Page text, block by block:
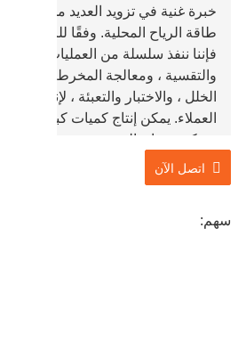
خبرة غنية في تزويد العديد من
طاقة الرياح المحلية. وفقًا للرسومات
فإننا ننفذ سلسلة من العمليات ، مثل
والتقسية ، ومعالجة المخرطة ،
الخلل ، والاختبار والتعبئة ، لإنشاء
العملاء. يمكن إنتاج كميات كبيرة عن
ويمكن ضمان الجودة.
اتصل الآن
سهم: